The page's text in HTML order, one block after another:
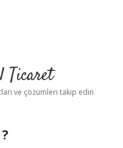
Ticaret
ve çözümleri takip edin